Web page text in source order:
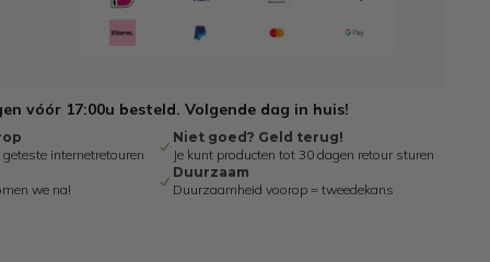
vóór 17:00u besteld. Volgende dag in huis!
internetretouren
Niet goed? Geld terug!
Je kunt producten tot 30 dagen retour sturen
we na!
Duurzaam
Duurzaamheid voorop = tweedekans